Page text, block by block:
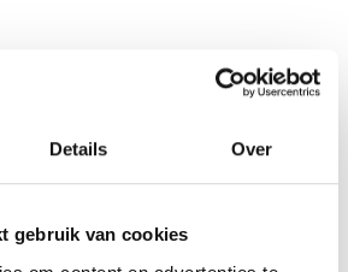
Details Over
gebruik van cookies